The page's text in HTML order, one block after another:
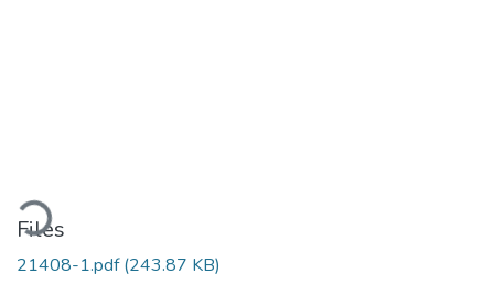
Files
21408-1.pdf(243.87 KB)